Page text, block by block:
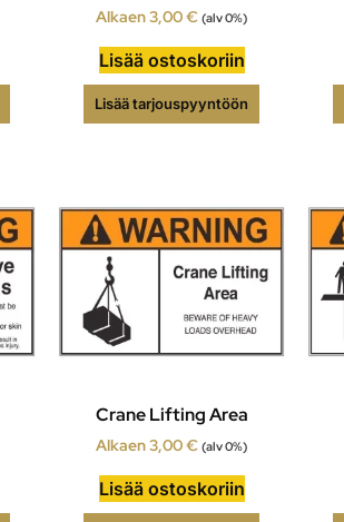
Alkaen3,00€ (alv 0%)
Lisää ostoskoriin
Lisää tarjouspyyntöön
Crane Lifting Area
Alkaen3,00€ (alv 0%)
Lisää ostoskoriin